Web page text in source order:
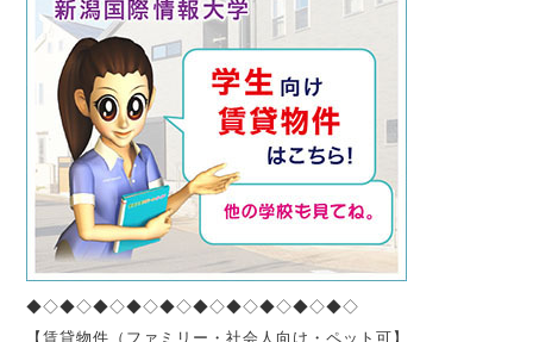
◆◇◆◇◆◇◆◇◆◇◆◇◆◇◆◇◆◇◆◇
【賃貸物件（ファミリー・社会人向け・ペット可】